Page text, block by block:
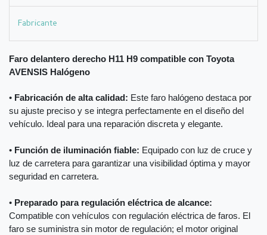
Fabricante
Faro delantero derecho H11 H9 compatible con Toyota
AVENSIS Halógeno
• Fabricación de alta calidad: Este faro halógeno destaca por
su ajuste preciso y se integra perfectamente en el diseño del
vehículo. Ideal para una reparación discreta y elegante.
• Función de iluminación fiable: Equipado con luz de cruce y
luz de carretera para garantizar una visibilidad óptima y mayor
seguridad en carretera.
• Preparado para regulación eléctrica de alcance:
Compatible con vehículos con regulación eléctrica de faros. El
faro se suministra sin motor de regulación; el motor original